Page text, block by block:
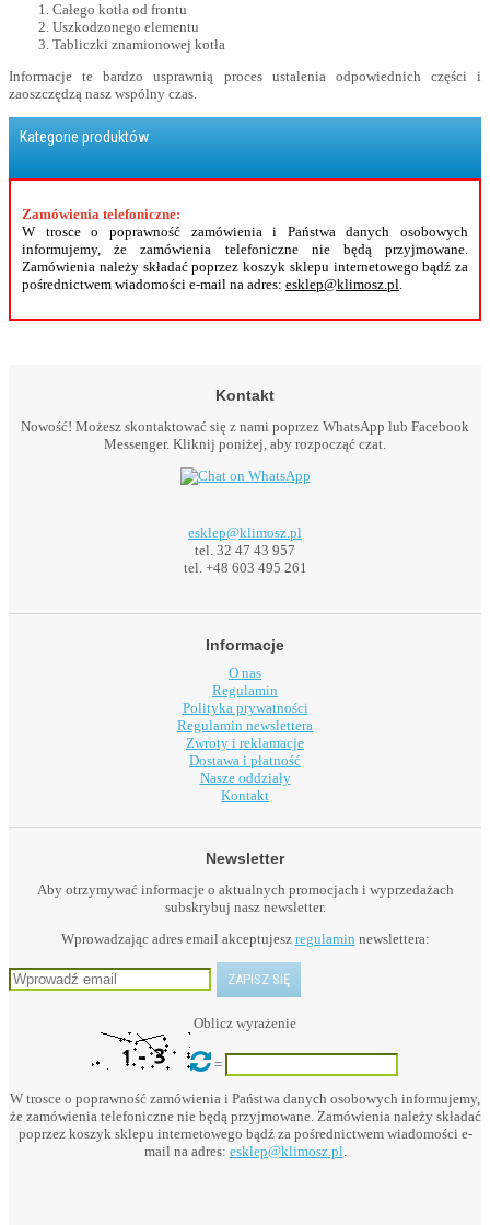
Całego kotła od frontu
Uszkodzonego elementu
Tabliczki znamionowej kotła
Informacje te bardzo usprawnią proces ustalenia odpowiednich części i
zaoszczędzą nasz wspólny czas.
Kategorie produktów
Zamówienia telefoniczne:
W trosce o poprawność zamówienia i Państwa danych osobowych
informujemy, że zamówienia telefoniczne nie będą przyjmowane.
Zamówienia należy składać poprzez koszyk sklepu internetowego bądź za
pośrednictwem wiadomości e-mail na adres: esklep@klimosz.pl.
Kontakt
Nowość! Możesz skontaktować się z nami poprzez WhatsApp lub Facebook
Messenger. Kliknij poniżej, aby rozpocząć czat.
esklep@klimosz.pl
tel. 32 47 43 957
tel. +48 603 495 261
Informacje
O nas
Regulamin
Polityka prywatności
Regulamin newslettera
Zwroty i reklamacje
Dostawa i płatność
Nasze oddziały
Kontakt
Newsletter
Aby otrzymywać informacje o aktualnych promocjach i wyprzedażach
subskrybuj nasz newsletter.
Wprowadzając adres email akceptujesz regulamin newslettera:
Oblicz wyrażenie
=
W trosce o poprawność zamówienia i Państwa danych osobowych informujemy,
że zamówienia telefoniczne nie będą przyjmowane. Zamówienia należy składać
poprzez koszyk sklepu internetowego bądź za pośrednictwem wiadomości e-
mail na adres: esklep@klimosz.pl